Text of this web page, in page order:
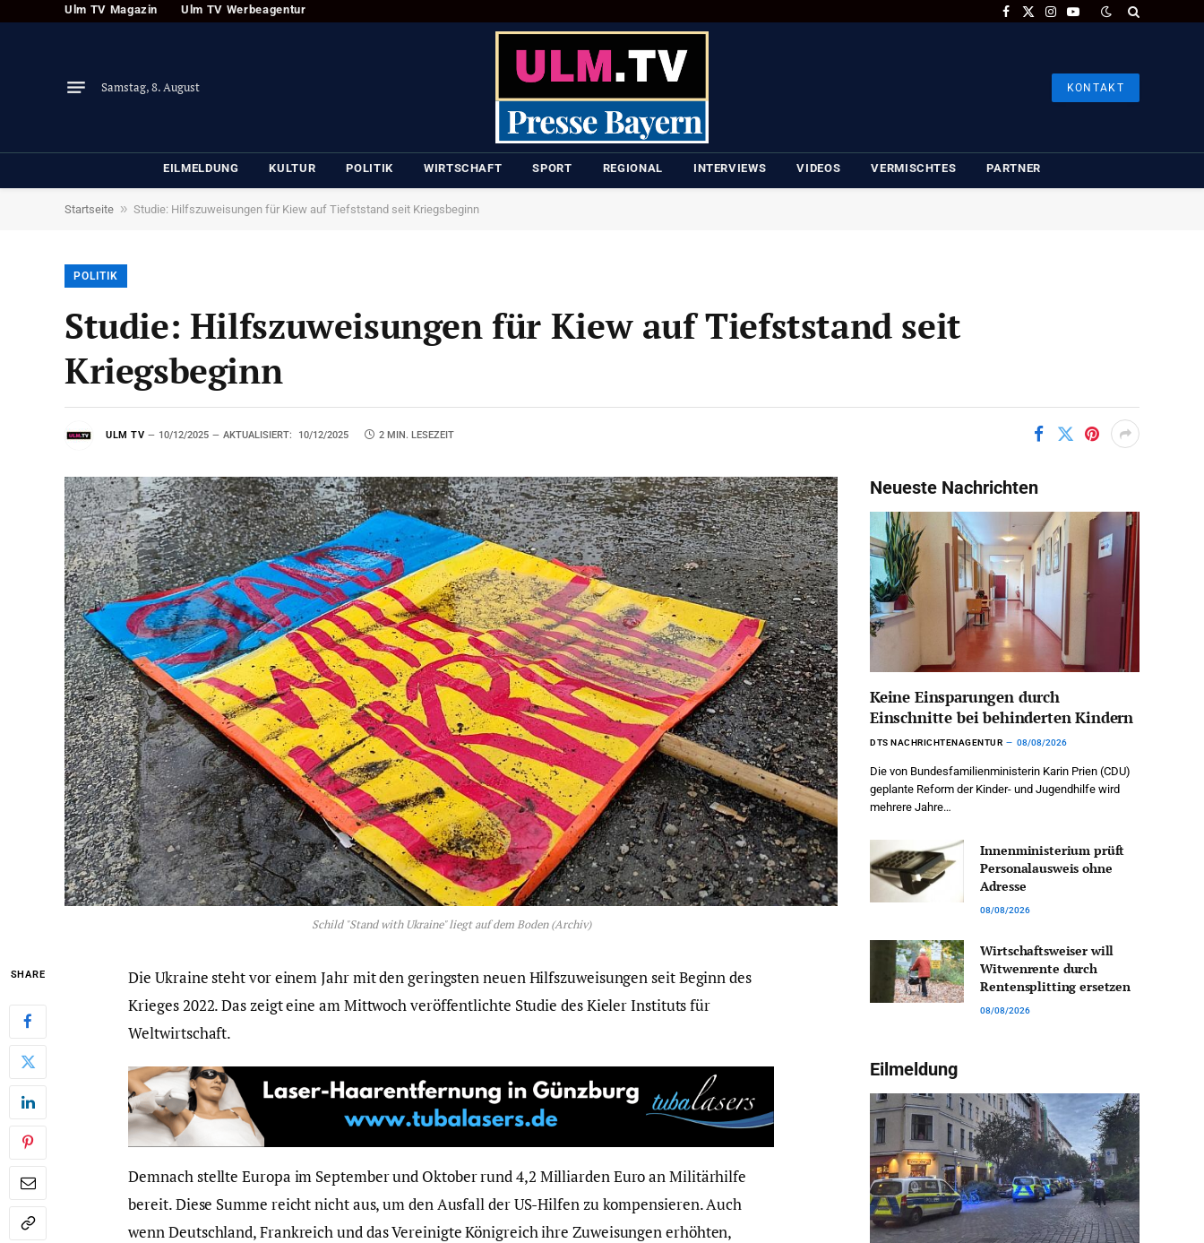
Ulm TV Magazin Ulm TV Werbeagentur
Facebook
X
Instagram
YouTube
Samstag, 8. August KONTAKT
EILMELDUNG KULTUR POLITIK WIRTSCHAFT SPORT REGIONAL INTERVIEWS VIDEOS VERMISCHTES PARTNER
Startseite » Studie: Hilfszuweisungen für Kiew auf Tiefststand seit Kriegsbeginn
POLITIK
Studie: Hilfszuweisungen für Kiew auf Tiefststand seit
Kriegsbeginn
ULM TV 10/12/2025 AKTUALISIERT: 10/12/2025 2 MIN. LESEZEIT
Schild "Stand with Ukraine" liegt auf dem Boden (Archiv)
SHARE
Die Ukraine steht vor einem Jahr mit den geringsten neuen Hilfszuweisungen seit Beginn des
Krieges 2022. Das zeigt eine am Mittwoch veröffentlichte Studie des Kieler Instituts für
Weltwirtschaft.
Demnach stellte Europa im September und Oktober rund 4,2 Milliarden Euro an Militärhilfe
bereit. Diese Summe reicht nicht aus, um den Ausfall der US-Hilfen zu kompensieren. Auch
wenn Deutschland, Frankreich und das Vereinigte Königreich ihre Zuweisungen erhöhten,
Neueste Nachrichten
Keine Einsparungen durch
Einschnitte bei behinderten Kindern
DTS NACHRICHTENAGENTUR 08/08/2026
Die von Bundesfamilienministerin Karin Prien (CDU)
geplante Reform der Kinder- und Jugendhilfe wird
mehrere Jahre…
Innenministerium prüft
Personalausweis ohne
Adresse
08/08/2026
Wirtschaftsweiser will
Witwenrente durch
Rentensplitting ersetzen
08/08/2026
Eilmeldung